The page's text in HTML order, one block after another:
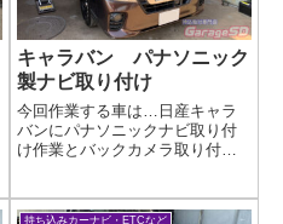
キャラバン パナソニック
製ナビ取り付け
今回作業する車は…日産キャラ
バンにパナソニックナビ取り付
け作業とバックカメラ取り付け
る商品は…Panasonic CN-
持ち込みカーナビ・ETCなど